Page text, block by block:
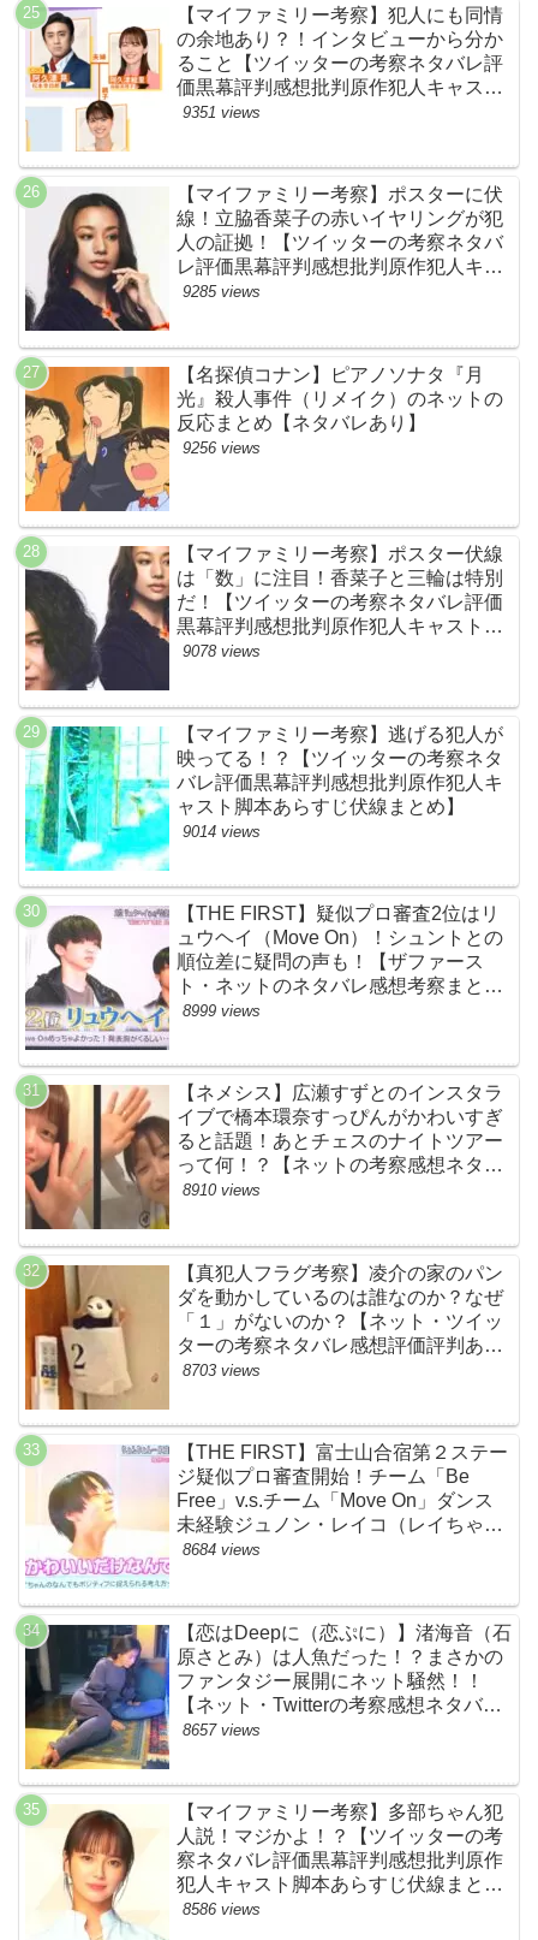
【マイファミリー考察】犯人にも同情
の余地あり？！インタビューから分か
ること【ツイッターの考察ネタバレ評
価黒幕評判感想批判原作犯人キャスト
脚本あらすじ伏線まとめ】
9351 views
【マイファミリー考察】ポスターに伏
線！立脇香菜子の赤いイヤリングが犯
人の証拠！【ツイッターの考察ネタバ
レ評価黒幕評判感想批判原作犯人キャ
スト脚本あらすじ伏線まとめ・高橋メ
9285 views
【名探偵コナン】ピアノソナタ『月
光』殺人事件（リメイク）のネットの
反応まとめ【ネタバレあり】
9256 views
【マイファミリー考察】ポスター伏線
は「数」に注目！香菜子と三輪は特別
だ！【ツイッターの考察ネタバレ評価
黒幕評判感想批判原作犯人キャスト脚
本あらすじ伏線まとめ】
9078 views
【マイファミリー考察】逃げる犯人が
映ってる！？【ツイッターの考察ネタ
バレ評価黒幕評判感想批判原作犯人キ
ャスト脚本あらすじ伏線まとめ】
9014 views
【THE FIRST】疑似プロ審査2位はリ
ュウヘイ（Move On）！シュントとの
順位差に疑問の声も！【ザファース
ト・ネットのネタバレ感想考察まと
め・スッキリ・BE:FIRST・ビーファ
8999 views
【ネメシス】広瀬すずとのインスタラ
イブで橋本環奈すっぴんがかわいすぎ
ると話題！あとチェスのナイトツアー
って何！？【ネットの考察感想ネタバ
レまとめ【第９話】
8910 views
【真犯人フラグ考察】凌介の家のパン
ダを動かしているのは誰なのか？なぜ
「１」がないのか？【ネット・ツイッ
ターの考察ネタバレ感想評価評判あら
すじ原作犯人キャスト黒幕伏線まと
8703 views
【THE FIRST】富士山合宿第２ステー
ジ疑似プロ審査開始！チーム「Be
Free」v.s.チーム「Move On」ダンス
未経験ジュノン・レイコ（レイちゃ
ん）頑張れ！ルイルイかわいすぎる
BE:FIRST・ビーファースト】
8684 views
【恋はDeepに（恋ぷに）】渚海音（石
原さとみ）は人魚だった！？まさかの
ファンタジー展開にネット騒然！！
【ネット・Twitterの考察感想ネタバレ
評価評判あらすじまとめ】
8657 views
【マイファミリー考察】多部ちゃん犯
人説！マジかよ！？【ツイッターの考
察ネタバレ評価黒幕評判感想批判原作
犯人キャスト脚本あらすじ伏線まと
め・多部未華子】
8586 views